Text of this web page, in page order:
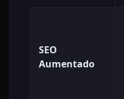
SEO
Aumentado